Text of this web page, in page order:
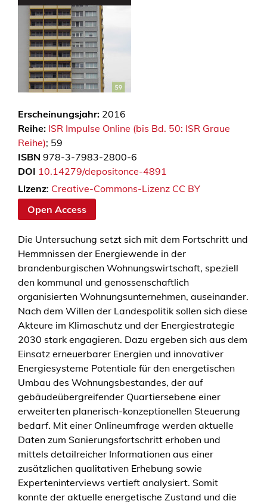
Erscheinungsjahr: 2016
Reihe: ISR Impulse Online (bis Bd. 50: ISR Graue
Reihe); 59
ISBN 978-3-7983-2800-6
DOI 10.14279/depositonce-4891
Lizenz: Creative-Commons-Lizenz CC BY
Open Access
Die Untersuchung setzt sich mit dem Fortschritt und
Hemmnissen der Energiewende in der
brandenburgischen Wohnungswirtschaft, speziell
den kommunal und genossenschaftlich
organisierten Wohnungsunternehmen, auseinander.
Nach dem Willen der Landespolitik sollen sich diese
Akteure im Klimaschutz und der Energiestrategie
2030 stark engagieren. Dazu ergeben sich aus dem
Einsatz erneuerbarer Energien und innovativer
Energiesysteme Potentiale für den energetischen
Umbau des Wohnungsbestandes, der auf
gebäudeübergreifender Quartiersebene einer
erweiterten planerisch-konzeptionellen Steuerung
bedarf. Mit einer Onlineumfrage werden aktuelle
Daten zum Sanierungsfortschritt erhoben und
mittels detailreicher Informationen aus einer
zusätzlichen qualitativen Erhebung sowie
Experteninterviews vertieft analysiert. Somit
konnte der aktuelle energetische Zustand und die